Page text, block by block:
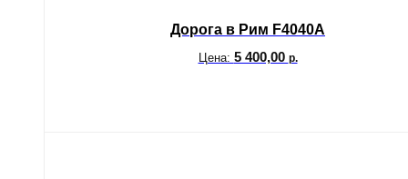
Дорога в Рим F4040A
Цена: 5 400,00 р.